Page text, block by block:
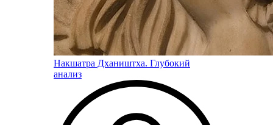
Накшатра Дхаништха. Глубокий
анализ